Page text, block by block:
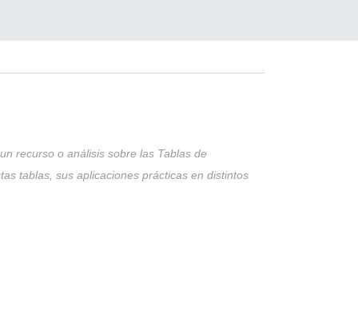
planificar los gastos de salud,
por el plan GES. Para proteger el